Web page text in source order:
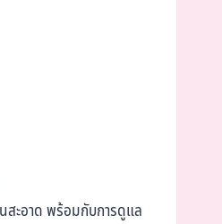
สะอาด พร้อมกับการดูแล